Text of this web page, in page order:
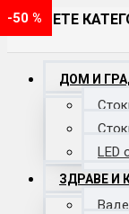
ИЗБЕРЕТЕ
ДОМ И
LED
ЗДРАВЕ И
-35 %
-8 %
-40 %
-19 %
-61 %
-58 %
-50 %